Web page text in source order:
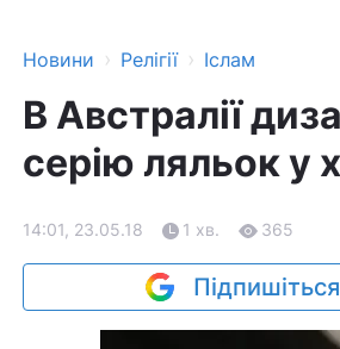
Новини › Релігії › Іслам
В Австралії
серію ляльок у
14:01, 23.05.18 1 хв. 365